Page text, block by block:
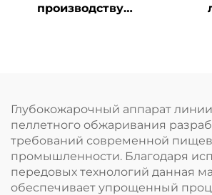
производству
Глубокожарочный аппарат
пеллетного обжаривания
требований современной
промышленности. Благодаря
передовых технологий данная
обеспечивает упрощенный